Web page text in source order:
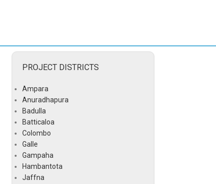
PROJECT DISTRICTS
Ampara
Anuradhapura
Badulla
Batticaloa
Colombo
Galle
Gampaha
Hambantota
Jaffna